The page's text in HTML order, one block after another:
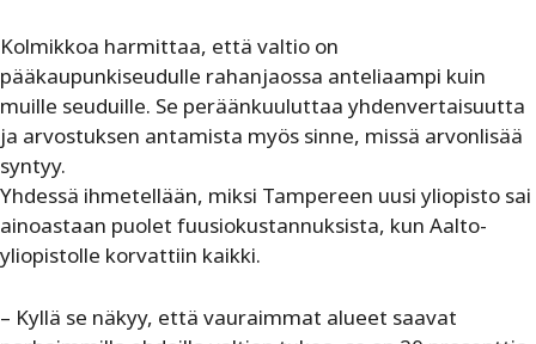
Kolmikkoa harmittaa, että valtio on
pääkaupunkiseudulle rahanjaossa anteliaampi kuin
muille seuduille. Se peräänkuuluttaa yhdenvertaisuutta
ja arvostuksen antamista myös sinne, missä arvonlisää
syntyy.
Yhdessä ihmetellään, miksi Tampereen uusi yliopisto sai
ainoastaan puolet fuusiokustannuksista, kun Aalto-
yliopistolle korvattiin kaikki.
– Kyllä se näkyy, että vauraimmat alueet saavat